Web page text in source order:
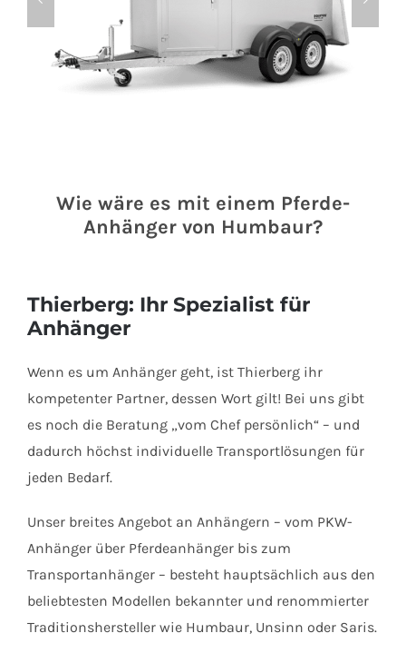
Wie wäre es mit einem Pferde-
Anhänger von Humbaur?
Thierberg: Ihr Spezialist für
Anhänger
Wenn es um Anhänger geht, ist Thierberg ihr
kompetenter Partner, dessen Wort gilt! Bei uns gibt
es noch die Beratung „vom Chef persönlich“ – und
dadurch höchst individuelle Transportlösungen für
jeden Bedarf.
Unser breites Angebot an Anhängern – vom PKW-
Anhänger über Pferdeanhänger bis zum
Transportanhänger – besteht hauptsächlich aus den
beliebtesten Modellen bekannter und renommierter
Traditionshersteller wie Humbaur, Unsinn oder Saris.